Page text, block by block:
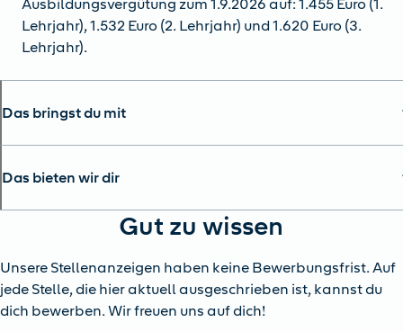
Ausbildungsvergütung zum 1.9.2026 auf: 1.455 Euro (1.
Lehrjahr), 1.532 Euro (2. Lehrjahr) und 1.620 Euro (3.
Lehrjahr).
Das bringst du mit
Das bieten wir dir
Gut zu wissen
Unsere Stellenanzeigen haben keine Bewerbungsfrist. Auf
jede Stelle, die hier aktuell ausgeschrieben ist, kannst du
dich bewerben. Wir freuen uns auf dich!